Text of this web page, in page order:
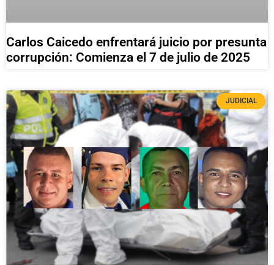
Carlos Caicedo enfrentará juicio por presunta
corrupción: Comienza el 7 de julio de 2025
JUDICIAL